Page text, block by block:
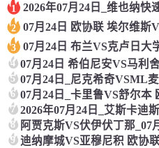
1 2026年07月24日_维也纳快
2 07月24日 欧协联 埃尔维斯
3 07月24日 布兰VS克卢日大
4 07月24日 希伯尼安VS马利
5 07月24日_尼克希奇VSML
6 07月24日_卡里鲁VS舒尔本
7 2026年07月24日_艾斯卡迪
8 阿贾克斯VS伏伊伏丁那_07
9 迪纳摩城VS亚穆尼积 欧协